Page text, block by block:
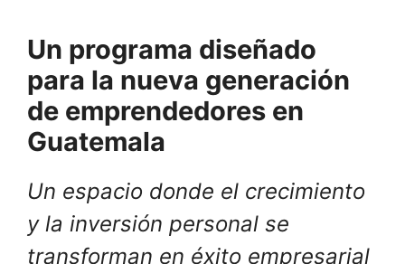
Un programa diseñado
para la nueva generación
de emprendedores en
Guatemala
Un espacio donde el crecimiento
y la inversión personal se
transforman en éxito empresarial